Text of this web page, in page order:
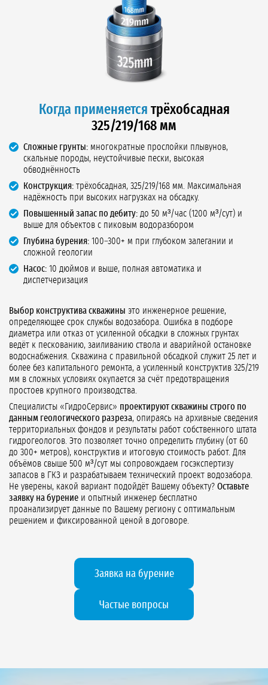
Когда применяется трёхобсадная
325/219/168 мм
Сложные грунты: многократные прослойки плывунов,
скальные породы, неустойчивые пески, высокая
обводнённость
Конструкция: трёхобсадная, 325/219/168 мм. Максимальная
надёжность при высоких нагрузках на обсадку.
Повышенный запас по дебиту: до 50 м³/час (1200 м³/сут) и
выше для объектов с пиковым водоразбором
Глубина бурения: 100–300+ м при глубоком залегании и
сложной геологии
Насос: 10 дюймов и выше, полная автоматика и
диспетчеризация
Выбор конструктива скважины это инженерное решение,
определяющее срок службы водозабора. Ошибка в подборе
диаметра или отказ от усиленной обсадки в сложных грунтах
ведёт к пескованию, заиливанию ствола и аварийной остановке
водоснабжения. Скважина с правильной обсадкой служит 25 лет и
более без капитального ремонта, а усиленный конструктив 325/219
мм в сложных условиях окупается за счёт предотвращения
простоев крупного производства.
Специалисты «ГидроСервис» проектируют скважины строго по
данным геологического разреза, опираясь на архивные сведения
территориальных фондов и результаты работ собственного штата
гидрогеологов. Это позволяет точно определить глубину (от 60
до 300+ метров), конструктив и итоговую стоимость работ. Для
объёмов свыше 500 м³/сут мы сопровождаем госэкспертизу
запасов в ГКЗ и разрабатываем технический проект водозабора.
Не уверены, какой вариант подойдёт Вашему объекту? Оставьте
заявку на бурение и опытный инженер бесплатно
проанализирует данные по Вашему региону с оптимальным
решением и фиксированной ценой в договоре.
Заявка на бурение
Частые вопросы